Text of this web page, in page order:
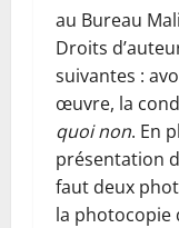
au Bureau
Droits
suivantes :
œuvre, la
quoi non. En
présentation
faut deux
la photocopie